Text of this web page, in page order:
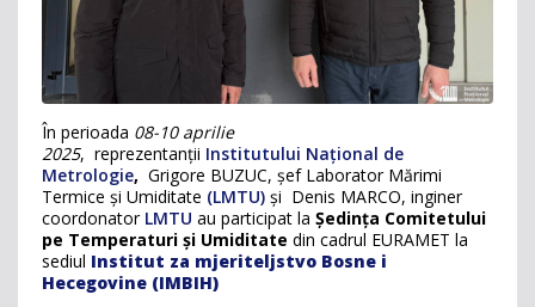
În perioada 08-10 aprilie
2025, reprezentanții Institutului Național de
Metrologie, Grigore BUZUC, șef Laborator Mărimi
Termice și Umiditate (LMTU) și Denis MARCO, inginer
coordonator LMTU au participat la Ședința Comitetului
pe Temperaturi și Umiditate din cadrul EURAMET la
sediul Institut za mjeriteljstvo Bosne i
Hecegovine (IMBIH)